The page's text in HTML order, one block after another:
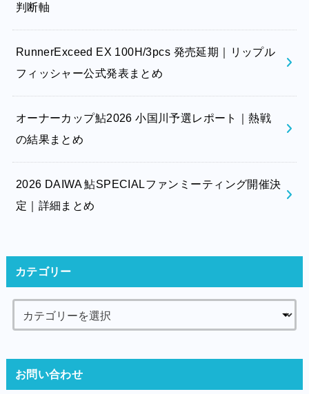
判断軸
RunnerExceed EX 100H/3pcs 発売延期｜リップル
フィッシャー公式発表まとめ
オーナーカップ鮎2026 小国川予選レポート｜熱戦
の結果まとめ
2026 DAIWA 鮎SPECIALファンミーティング開催決
定｜詳細まとめ
カテゴリー
お問い合わせ